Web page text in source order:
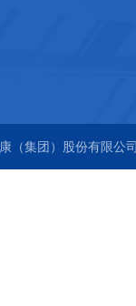
（集团）股份有限公